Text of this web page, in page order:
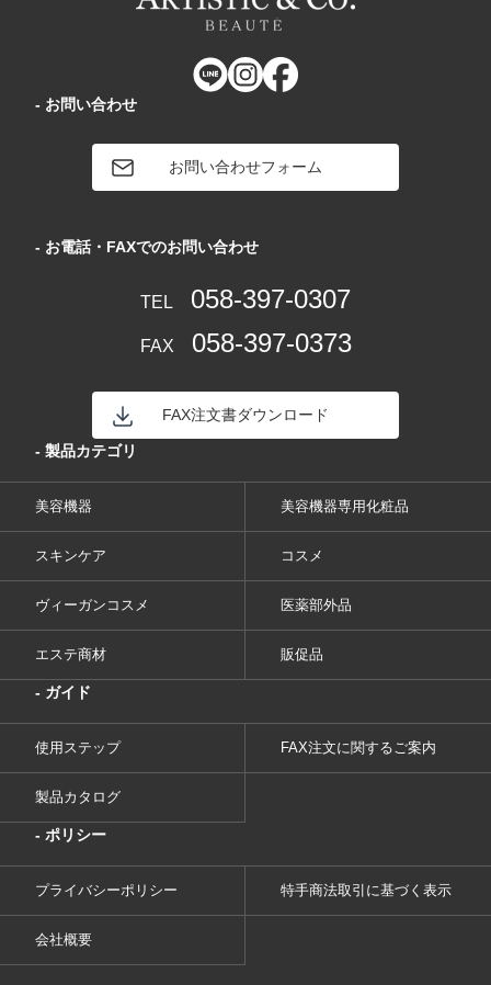
- 製品カテゴリ
美容機器 美容機器専用化粧品
スキンケア コスメ
ヴィーガンコスメ 医薬部外品
エステ商材 販促品
- ガイド
使用ステップ FAX注文に関するご案内
製品カタログ
- ポリシー
プライバシーポリシー 特手商法取引に基づく表示
会社概要
- お問い合わせ
お問い合わせフォーム
- お電話・FAXでのお問い合わせ
TEL 058-397-0307
FAX 058-397-0373
FAX注文書ダウンロード